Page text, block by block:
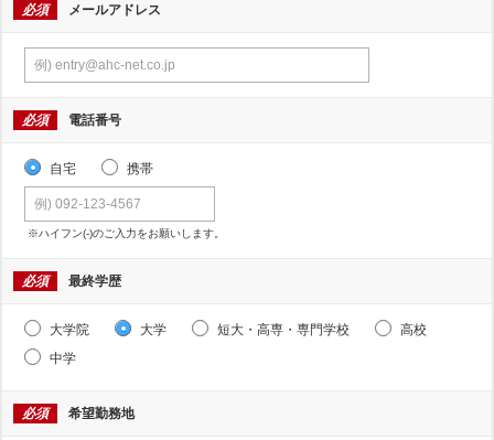
必須 メールアドレス
必須 電話番号
自宅 携帯
※ハイフン(-)のご入力をお願いします。
必須 最終学歴
大学院 大学 短大・高専・専門学校
高校
中学
必須 希望勤務地